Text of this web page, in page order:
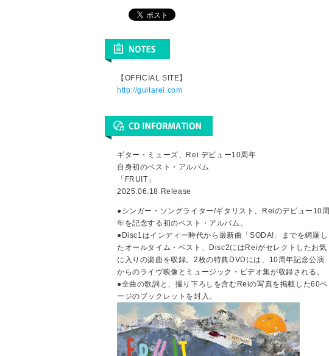
【OFFICIAL SITE】
http://guitarei.com
ギター・ミューズ、Rei デビュー10周年
自身初のベスト・アルバム
「FRUIT」
2025.06.18 Release
●シンガー・ソングライター/ギタリスト、Reiのデビュー10周
年を記念する初のベスト・アルバム。
●Disc1はインディー時代から最新曲「SODA!」までを網羅し
たオールタイム・ベスト、Disc2にはReiがセレクトしたお気
に入りの楽曲を収録。2枚の特典DVDには、10周年記念公演
からのライヴ映像とミュージック・ビデオ集が収録される。
●全曲の歌詞と、撮り下ろしを含むReiの写真を掲載した60ペ
ージのブックレットを封入。